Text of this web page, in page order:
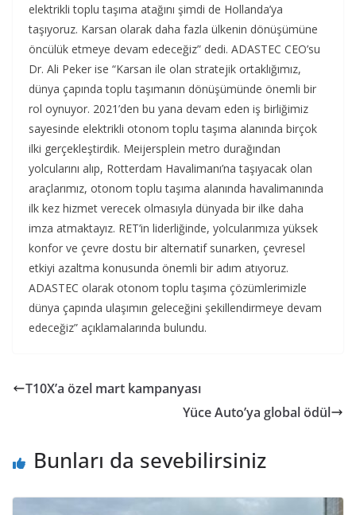
elektrikli toplu taşıma atağını şimdi de Hollanda’ya
taşıyoruz. Karsan olarak daha fazla ülkenin dönüşümüne
öncülük etmeye devam edeceğiz” dedi. ADASTEC CEO’su
Dr. Ali Peker ise “Karsan ile olan stratejik ortaklığımız,
dünya çapında toplu taşımanın dönüşümünde önemli bir
rol oynuyor. 2021’den bu yana devam eden iş birliğimiz
sayesinde elektrikli otonom toplu taşıma alanında birçok
ilki gerçekleştirdik. Meijersplein metro durağından
yolcularını alıp, Rotterdam Havalimanı’na taşıyacak olan
araçlarımız, otonom toplu taşıma alanında havalimanında
ilk kez hizmet verecek olmasıyla dünyada bir ilke daha
imza atmaktayız. RET’in liderliğinde, yolcularımıza yüksek
konfor ve çevre dostu bir alternatif sunarken, çevresel
etkiyi azaltma konusunda önemli bir adım atıyoruz.
ADASTEC olarak otonom toplu taşıma çözümlerimizle
dünya çapında ulaşımın geleceğini şekillendirmeye devam
edeceğiz” açıklamalarında bulundu.
T10X’a özel mart kampanyası
Yüce Auto’ya global ödül
Bunları da sevebilirsiniz